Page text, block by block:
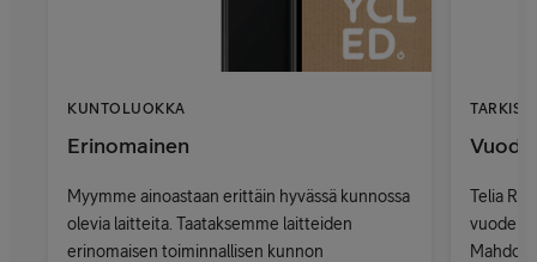
KUNTOLUOKKA
Erinomainen
Myymme ainoastaan erittäin hyvässä kunnossa
olevia laitteita. Taataksemme laitteiden
erinomaisen toiminnallisen kunnon
Telia
vuoden